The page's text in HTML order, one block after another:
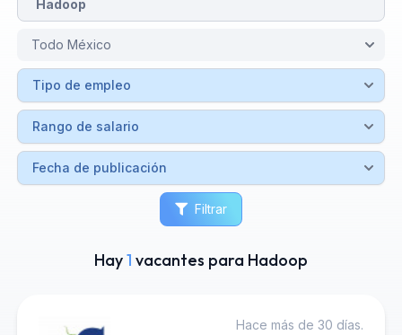
Filtrar
Hay1 vacantes para Hadoop
Hace más de 30 días.